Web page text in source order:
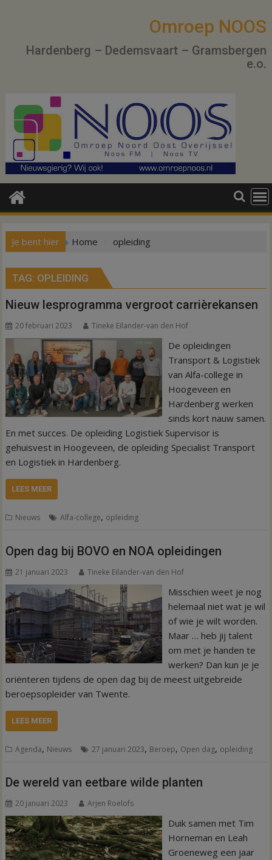
Omroep NOOS
Hardenberg – Dedemsvaart – Gramsbergen
e.o.
Je bent hier Home opleiding
TAG: OPLEIDING
Nieuw lesprogramma vergroot carrièrekansen
20 februari 2023 Tineke Eilander-van den Hof
De opleidingen
Transport & Logistiek
van Alfa-college in
Hoogeveen en
Hardenberg werken
sinds kort nauw samen.
En met succes. De opleiding Logistiek Supervisor is
gehuisvest in Hoogeveen, de opleiding Specialist Transport
en Logistiek in Hardenberg.
LEES MEER
Nieuws Alfa-college, opleiding
Open dag bij BOVO en NOA opleidingen
21 januari 2023 Tineke Eilander-van den Hof
Misschien weet je nog
helemaal niet wat je wil
of wie je wilt worden.
Maar … heb jij talent
om met je handen te
werken? Dan kun je je
oriënteren tijdens de open dag bij de meest uitgebreide
beroepsopleider van Twente.
LEES MEER
Agenda, Nieuws 27 januari 2023, Beroep, Open dag, opleiding
De wereld van eetbare wilde planten
20 januari 2023 Arjen Roelofs
Duik samen met Tim
Horneman en Leah
Groeneweg een jaar